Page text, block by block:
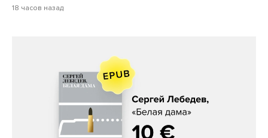
18 часов назад